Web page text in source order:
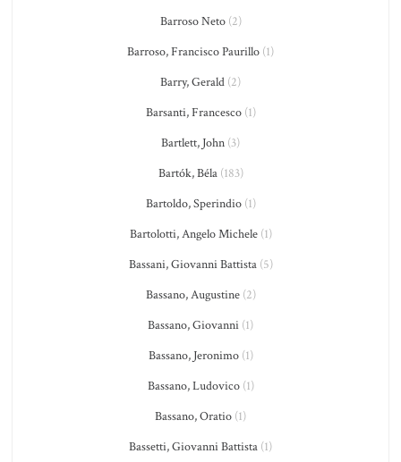
Barroso Neto(2)
Barroso, Francisco Paurillo (1)
Barry, Gerald (2)
Barsanti, Francesco(1)
Bartlett, John (3)
Bartók, Béla(183)
Bartoldo, Sperindio(1)
Bartolotti, Angelo Michele(1)
Bassani, Giovanni Battista(5)
Bassano, Augustine(2)
Bassano, Giovanni (1)
Bassano, Jeronimo(1)
Bassano, Ludovico(1)
Bassano, Oratio (1)
Bassetti, Giovanni Battista (1)